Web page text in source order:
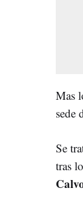
Mas
sede
Se
tras